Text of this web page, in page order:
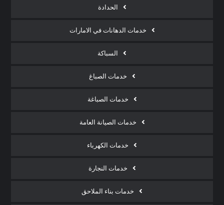
الحدادة
خدمات الدهانات في الامارات
السباكة
خدمات الصباغ
خدمات الصباغة
خدمات الصيانة العامة
خدمات الكهرباء
خدمات النجارة
خدمات بناء الملاحق